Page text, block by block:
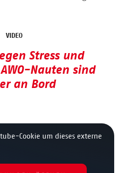
VIDEO
Stress und
Nauten sind
an Bord
Cookie um dieses externe